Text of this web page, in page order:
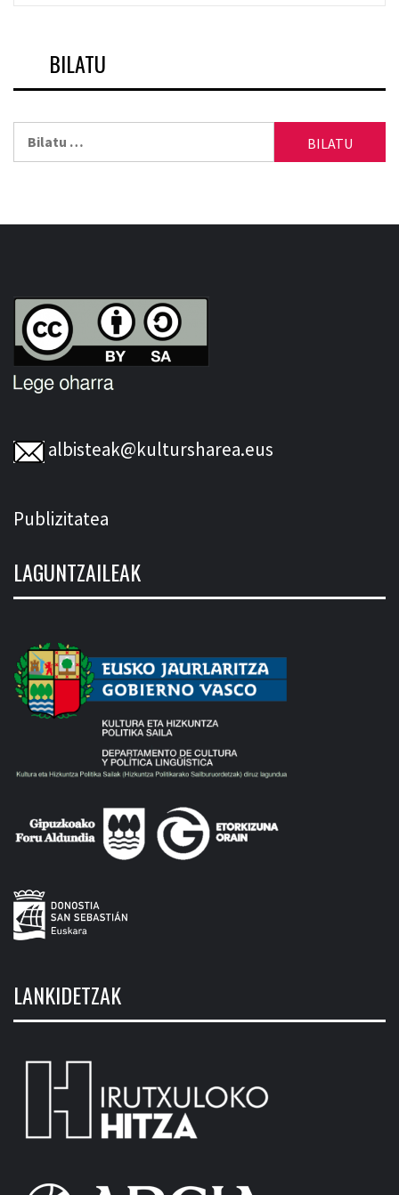
BILATU
albisteak@kultursharea.eus
Publizitatea
LAGUNTZAILEAK
LANKIDETZAK